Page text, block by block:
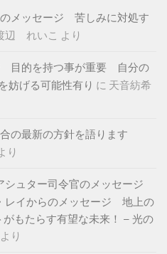
メッセージ 苦しみに対処す
辺 れいこ より
目的を持つ事が重要 自分の
妨げる可能性有り に 天音紡希
合の最新の方針を語ります
り
シュター司令官のメッセージ
レイからのメッセージ 地上の
もたらす有望な未来！ – 光の
より